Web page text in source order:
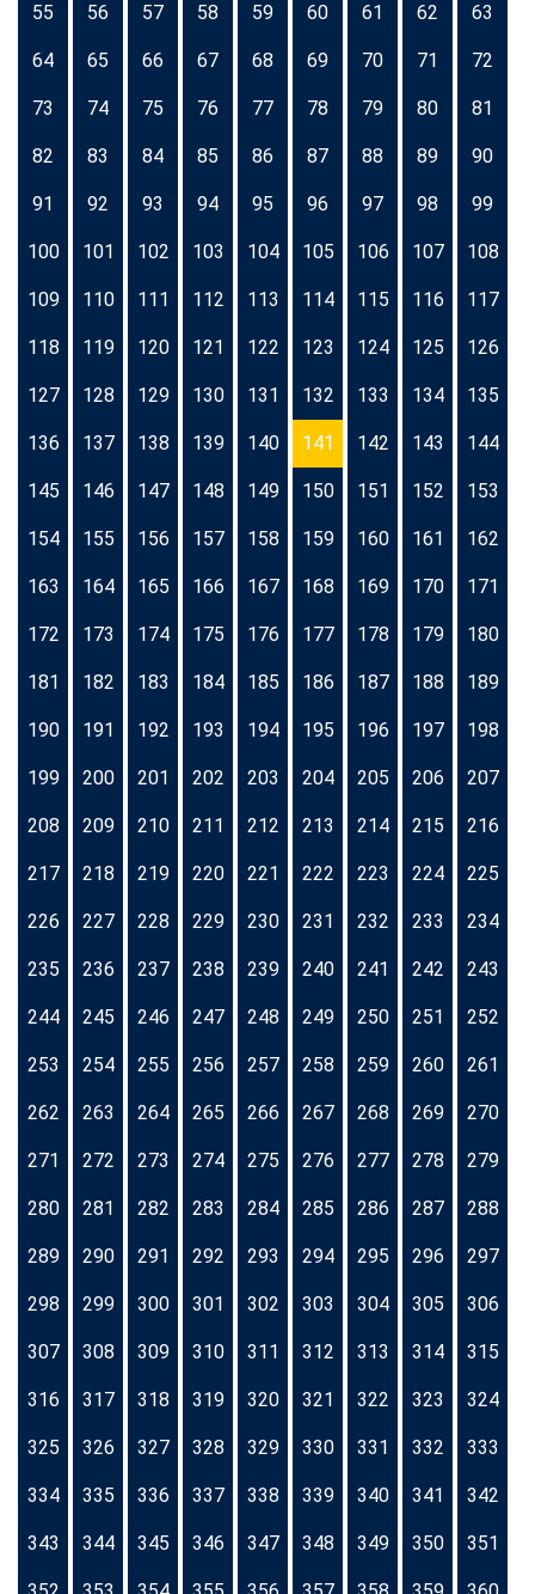
55 56 57 58 59 60 61 62 63
64 65 66 67 68 69 70 71 72
73 74 75 76 77 78 79 80 81
82 83 84 85 86 87 88 89 90
91 92 93 94 95 96 97 98 99
100 101 102 103 104 105 106 107 108
109 110 111 112 113 114 115 116 117
118 119 120 121 122 123 124 125 126
127 128 129 130 131 132 133 134 135
136 137 138 139 140 141 142 143 144
145 146 147 148 149 150 151 152 153
154 155 156 157 158 159 160 161 162
163 164 165 166 167 168 169 170 171
172 173 174 175 176 177 178 179 180
181 182 183 184 185 186 187 188 189
190 191 192 193 194 195 196 197 198
199 200 201 202 203 204 205 206 207
208 209 210 211 212 213 214 215 216
217 218 219 220 221 222 223 224 225
226 227 228 229 230 231 232 233 234
235 236 237 238 239 240 241 242 243
244 245 246 247 248 249 250 251 252
253 254 255 256 257 258 259 260 261
262 263 264 265 266 267 268 269 270
271 272 273 274 275 276 277 278 279
280 281 282 283 284 285 286 287 288
289 290 291 292 293 294 295 296 297
298 299 300 301 302 303 304 305 306
307 308 309 310 311 312 313 314 315
316 317 318 319 320 321 322 323 324
325 326 327 328 329 330 331 332 333
334 335 336 337 338 339 340 341 342
343 344 345 346 347 348 349 350 351